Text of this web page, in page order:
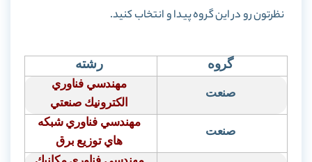
نظرتون رو در این گروه پیدا و انتخاب کنید.
گروه رشته
صنعت
مهندسي فناوري
الكترونيك صنعتي
صنعت
مهندسي فناوري شبكه
هاي توزيع برق